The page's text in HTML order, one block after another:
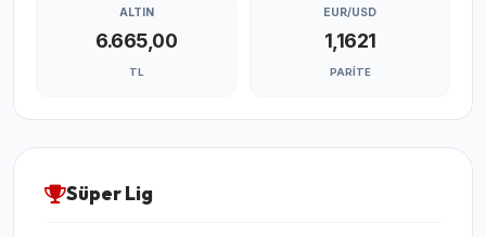
ALTIN
6.665,00
TL
EUR/USD
1,1621
PARITE
Süper Lig